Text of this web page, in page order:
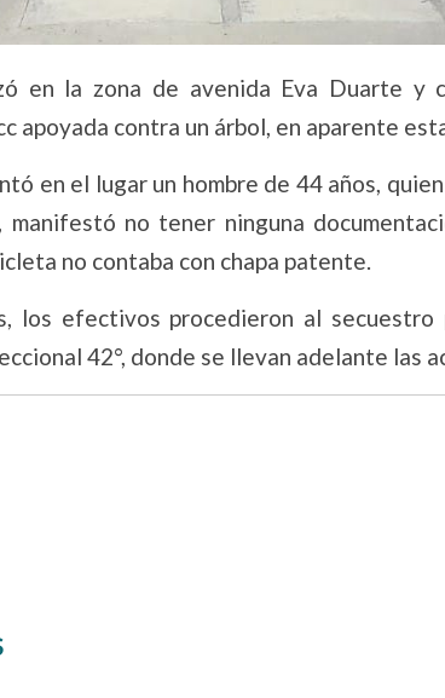
en la zona de avenida Eva Duarte y
apoyada contra un árbol, en aparente
en el lugar un hombre de 44 años,
manifestó no tener ninguna
no contaba con chapa patente.
los efectivos procedieron al
42°, donde se llevan adelante las